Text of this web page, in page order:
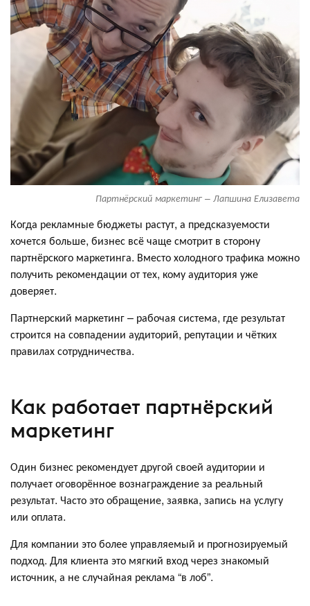
Партнёрский маркетинг – Лапшина Елизавета
Когда рекламные бюджеты растут, а предсказуемости
хочется больше, бизнес всё чаще смотрит в сторону
партнёрского маркетинга. Вместо холодного трафика можно
получить рекомендации от тех, кому аудитория уже
доверяет.
Партнерский маркетинг – рабочая система, где результат
строится на совпадении аудиторий, репутации и чётких
правилах сотрудничества.
Как работает партнёрский
маркетинг
Один бизнес рекомендует другой своей аудитории и
получает оговорённое вознаграждение за реальный
результат. Часто это обращение, заявка, запись на услугу
или оплата.
Для компании это более управляемый и прогнозируемый
подход. Для клиента это мягкий вход через знакомый
источник, а не случайная реклама “в лоб”.